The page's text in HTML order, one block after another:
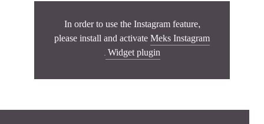
In order to use the Instagram feature,
please install and activate Meks Instagram
Widget plugin
.